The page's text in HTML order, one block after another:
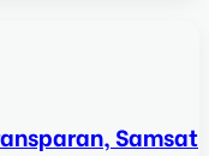
Samsat